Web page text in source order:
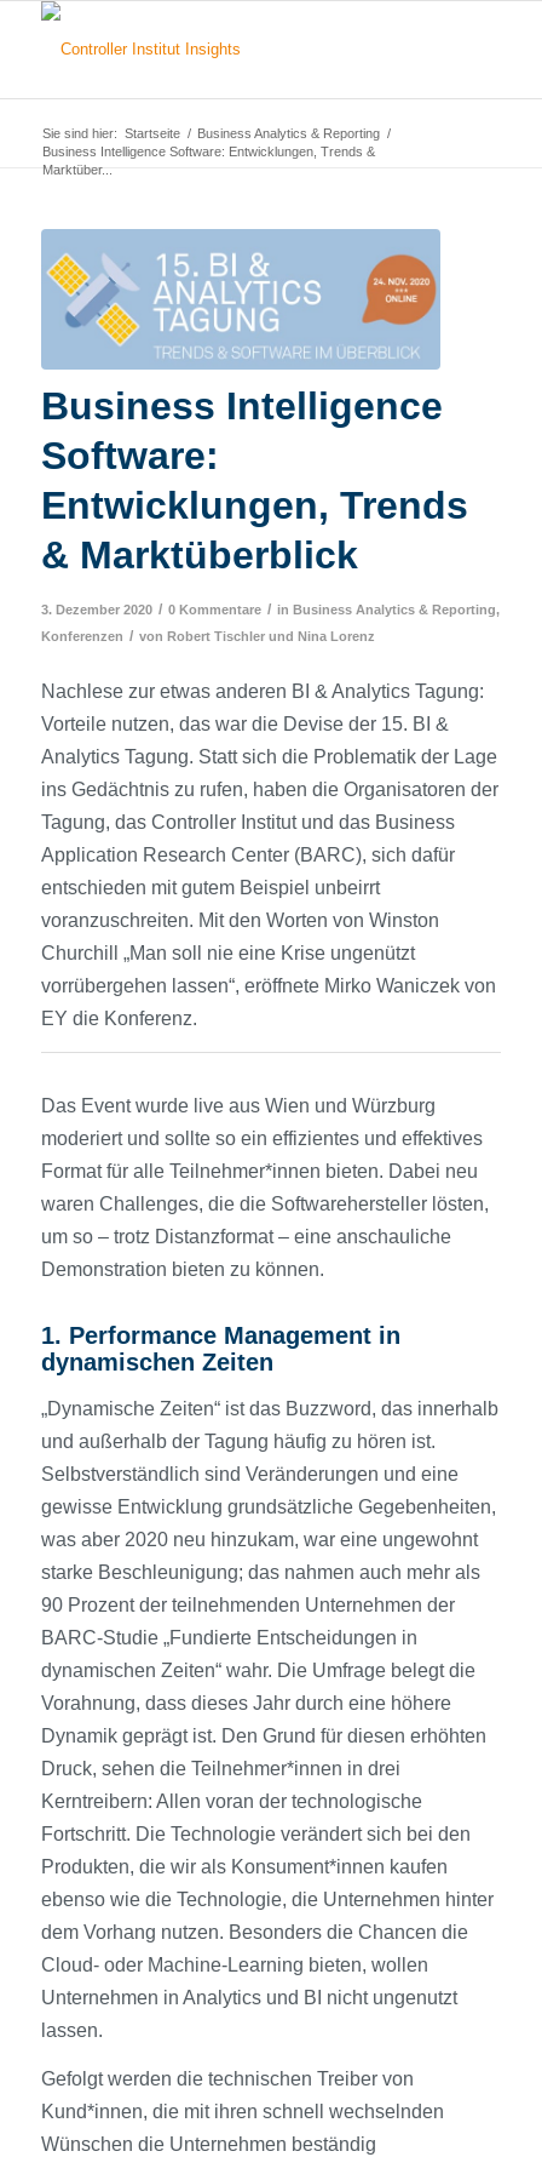
Sie sind hier: Startseite / Business Analytics & Reporting /
Business Intelligence Software: Entwicklungen, Trends &
Marktüber...
Business Intelligence
Software:
Entwicklungen, Trends
& Marktüberblick
3. Dezember 2020 / 0 Kommentare / in Business Analytics & Reporting,
Konferenzen / von Robert Tischlerund Nina Lorenz
Nachlese zur etwas anderen BI & Analytics Tagung:
Vorteile nutzen, das war die Devise der 15. BI &
Analytics Tagung. Statt sich die Problematik der Lage
ins Gedächtnis zu rufen, haben die Organisatoren der
Tagung, das Controller Institut und das Business
Application Research Center (BARC), sich dafür
entschieden mit gutem Beispiel unbeirrt
voranzuschreiten. Mit den Worten von Winston
Churchill „Man soll nie eine Krise ungenützt
vorrübergehen lassen“, eröffnete Mirko Waniczek von
EY die Konferenz.
Das Event wurde live aus Wien und Würzburg
moderiert und sollte so ein effizientes und effektives
Format für alle Teilnehmer*innen bieten. Dabei neu
waren Challenges, die die Softwarehersteller lösten,
um so – trotz Distanzformat – eine anschauliche
Demonstration bieten zu können.
1. Performance Management in
dynamischen Zeiten
„Dynamische Zeiten“ ist das Buzzword, das innerhalb
und außerhalb der Tagung häufig zu hören ist.
Selbstverständlich sind Veränderungen und eine
gewisse Entwicklung grundsätzliche Gegebenheiten,
was aber 2020 neu hinzukam, war eine ungewohnt
starke Beschleunigung; das nahmen auch mehr als
90 Prozent der teilnehmenden Unternehmen der
BARC-Studie „Fundierte Entscheidungen in
dynamischen Zeiten“ wahr. Die Umfrage belegt die
Vorahnung, dass dieses Jahr durch eine höhere
Dynamik geprägt ist. Den Grund für diesen erhöhten
Druck, sehen die Teilnehmer*innen in drei
Kerntreibern: Allen voran der technologische
Fortschritt. Die Technologie verändert sich bei den
Produkten, die wir als Konsument*innen kaufen
ebenso wie die Technologie, die Unternehmen hinter
dem Vorhang nutzen. Besonders die Chancen die
Cloud- oder Machine-Learning bieten, wollen
Unternehmen in Analytics und BI nicht ungenutzt
lassen.
Gefolgt werden die technischen Treiber von
Kund*innen, die mit ihren schnell wechselnden
Wünschen die Unternehmen beständig